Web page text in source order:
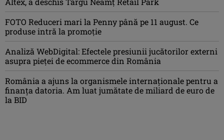
FOTO Reduceri mari la Penny până pe 11 august. Ce
produse intră la promoție
Analiză WebDigital: Efectele presiunii jucătorilor externi
asupra pieței de ecommerce din România
România a ajuns la organismele internaționale pentru a
finanța datoria. Am luat jumătate de miliard de euro de
la BID